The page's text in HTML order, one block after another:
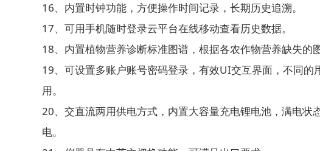
16、内置时钟功能，方便操作时间记录，长期历史追溯。
17、可用手机随时登录云平台在线移动查看历史数据。
18、内置植物营养诊断标准图谱，根据各农作物营养缺失的
19、可设置多账户账号密码登录，有效UI交互界面，不同
用。
20、交直流两用供电方式，内置大容量充电锂电池，满电
电。